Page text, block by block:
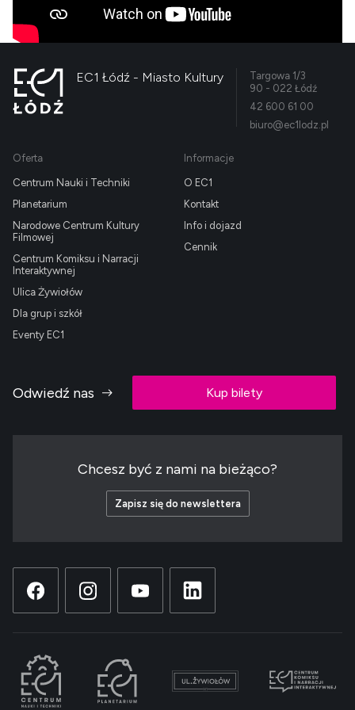
EC1 Łódź - Miasto Kultury
Targowa 1/3
90 - 022 Łódź
42 600 61 00
biuro@ec1lodz.pl
Oferta
Centrum Nauki i Techniki
Planetarium
Narodowe Centrum Kultury
Filmowej
Centrum Komiksu i Narracji
Interaktywnej
Ulica Żywiołów
Dla grup i szkół
Eventy EC1
Informacje
O EC1
Kontakt
Info i dojazd
Cennik
Odwiedź nas Kup bilety
Chcesz być z nami na bieżąco?
Zapisz się do newslettera